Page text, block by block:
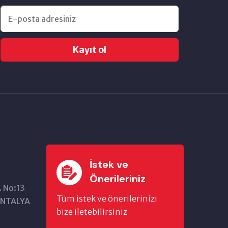
Kayıt ol
No:13
İstek ve
Önerileriniz
Tüm istek ve önerilerinizi
bize iletebilirsiniz